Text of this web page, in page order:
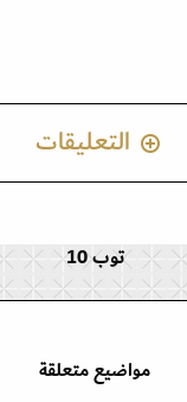
التعليقات
توب 10
مواضيع متعلقة